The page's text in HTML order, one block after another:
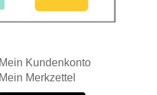
Mein Kundenkonto
Mein Merkzettel